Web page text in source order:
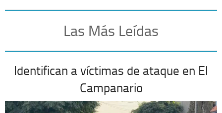
Las Más Leídas
Identifican a víctimas de ataque en El
Campanario